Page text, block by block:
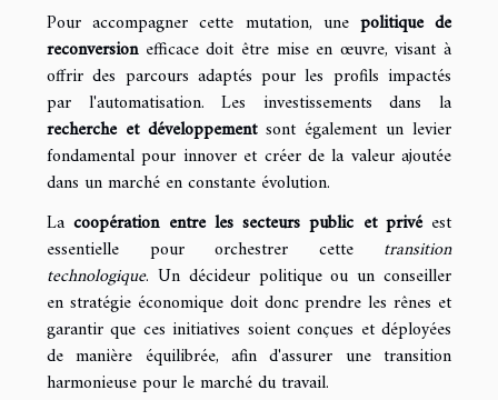
Pour accompagner cette mutation, une politique de
reconversionefficace doit être mise en œuvre, visant à
offrir des parcours adaptés pour les profils impactés
par l'automatisation. Les investissements dans la
recherche et développementsont également un levier
fondamental pour innover et créer de la valeur ajoutée
dans un marché en constante évolution.
Lacoopération entre les secteurs public et privéest
essentielle pour orchestrer cette transition
technologique. Un décideur politique ou un conseiller
en stratégie économique doit donc prendre les rênes et
garantir que ces initiatives soient conçues et déployées
de manière équilibrée, afin d'assurer une transition
harmonieuse pour le marché du travail.